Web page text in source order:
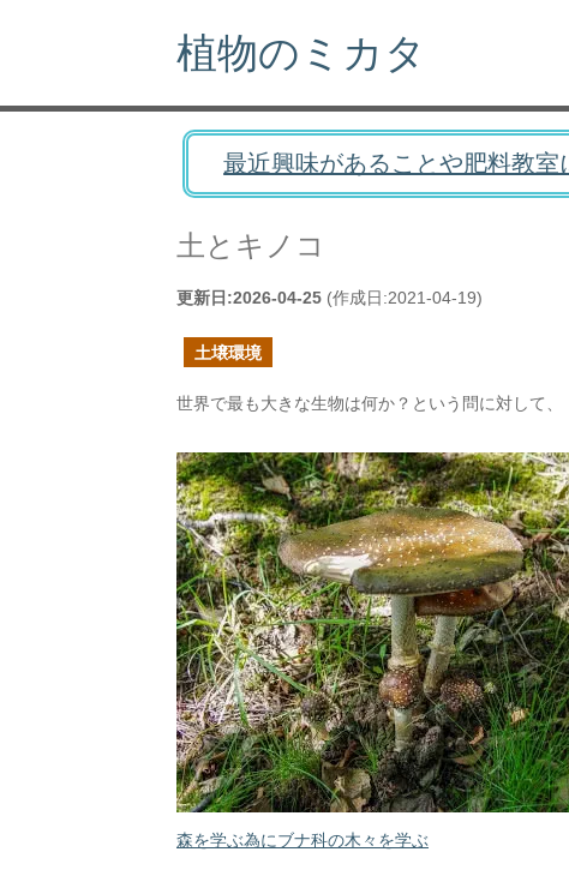
植物のミカタ
最近興味があることや肥料教
土とキノコ
更新日:2026-04-25 (作成日:2021-04-19)
土壌環境
世界で最も大きな生物は何か？という問に対して、
森を学ぶ為にブナ科の木々を学ぶ